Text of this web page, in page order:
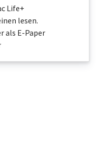
Life+
lesen.
als E-Paper